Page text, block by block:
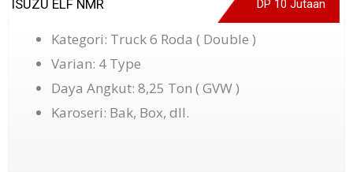
ISUZU ELF NMR DP 10 Jutaan
Kategori: Truck 6 Roda ( Double )
Varian: 4 Type
Daya Angkut: 8,25 Ton ( GVW )
Karoseri: Bak, Box, dll.